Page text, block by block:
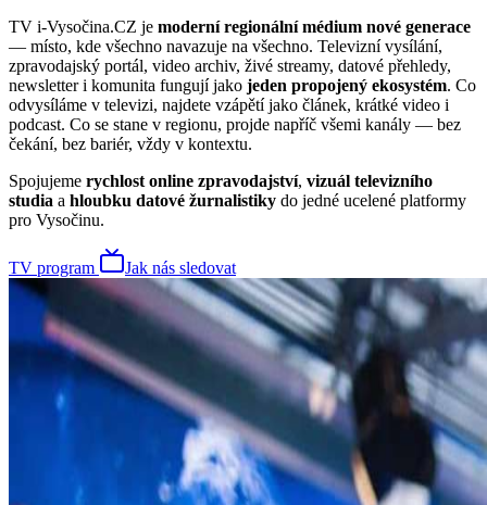
TV i-Vysočina.CZ je moderní regionální médium nové generace
— místo, kde všechno navazuje na všechno. Televizní vysílání,
zpravodajský portál, video archiv, živé streamy, datové přehledy,
newsletter i komunita fungují jako jeden propojený ekosystém. Co
odvysíláme v televizi, najdete vzápětí jako článek, krátké video i
podcast. Co se stane v regionu, projde napříč všemi kanály — bez
čekání, bez bariér, vždy v kontextu.
Spojujeme rychlost online zpravodajství, vizuál televizního
studia a hloubku datové žurnalistiky do jedné ucelené platformy
pro Vysočinu.
TV program Jak nás sledovat